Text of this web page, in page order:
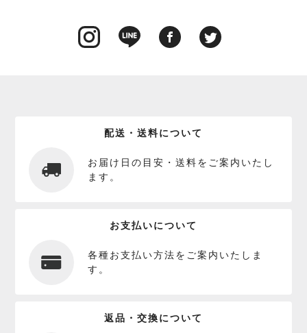
配送・送料について
お届け日の目安・送料をご案内いたし
ます。
お支払いについて
各種お支払い方法をご案内いたしま
す。
返品・交換について